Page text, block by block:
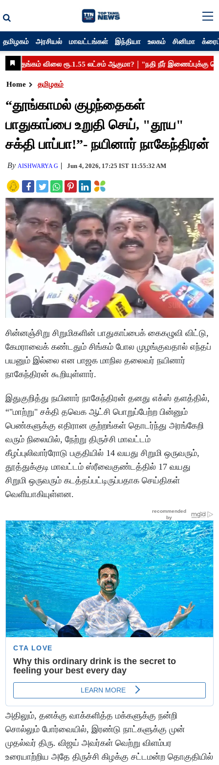
தமிழகம் அரசியல் மாவட்டங்கள் இந்தியா உலகம் சினிமா
Home தமிழகம்
“தூங்காமல் குழந்தைகள்
பாதுகாப்பை உறுதி செய், "தூய"
சக்தி பாப்பா!”- நயினார் நாகேந்திரன்
By AISHWARYA G Jun 4, 2026, 17:25 IST 11:55:32 AM
சின்னஞ்சிறு சிறுமிகளின் பாதுகாப்பைக் கைகழுவி விட்டு,
கேமராவைக் கண்டதும் சிங்கம் போல முழங்குவதால் எந்தப்
பயனும் இல்லை என பாஜக மாநில தலைவர் நயினார்
நாகேந்திரன் கூறியுள்ளார்.
இதுகுறித்து நயினார் நாகேந்திரன் தனது எக்ஸ் தளத்தில்,
“"மாற்று" சக்தி தவெக ஆட்சி பொறுப்பேற்ற பின்னும்
பெண்களுக்கு எதிரான குற்றங்கள் தொடர்ந்து அரங்கேறி
வரும் நிலையில், நேற்று திருச்சி மாவட்டம்
கீழப்புலிவார்ரோடு பகுதியில் 14 வயது சிறுமி ஒருவரும்,
தூத்துக்குடி மாவட்டம் ஸ்ரீவைகுண்டத்தில் 17 வயது
சிறுமி ஒருவரும் கடத்தப்பட்டிருப்பதாக செய்திகள்
வெளியாகியுள்ளன.
அதிலும், தனக்கு வாக்களித்த மக்களுக்கு நன்றி
சொல்லும் போர்வையில், இரண்டு நாட்களுக்கு முன்
முதல்வர் திரு. விஜய் அவர்கள் வெற்று விளம்பர
உரையாற்றிய அதே திருச்சி கிழக்கு சட்டமன்ற தொகுதியில்